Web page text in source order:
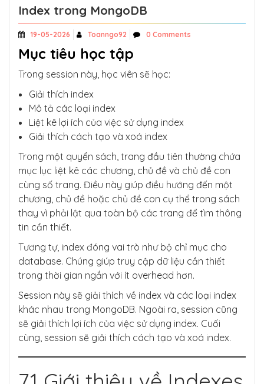
Index trong MongoDB
19-05-2026 Toanngo92 0 Comments
Mục tiêu học tập
Trong session này, học viên sẽ học:
Giải thích index
Mô tả các loại index
Liệt kê lợi ích của việc sử dụng index
Giải thích cách tạo và xoá index
Trong một quyển sách, trang đầu tiên thường chứa
mục lục liệt kê các chương, chủ đề và chủ đề con
cùng số trang. Điều này giúp điều hướng đến một
chương, chủ đề hoặc chủ đề con cụ thể trong sách
thay vì phải lật qua toàn bộ các trang để tìm thông
tin cần thiết.
Tương tự, index đóng vai trò như bộ chỉ mục cho
database. Chúng giúp truy cập dữ liệu cần thiết
trong thời gian ngắn với ít overhead hơn.
Session này sẽ giải thích về index và các loại index
khác nhau trong MongoDB. Ngoài ra, session cũng
sẽ giải thích lợi ích của việc sử dụng index. Cuối
cùng, session sẽ giải thích cách tạo và xoá index.